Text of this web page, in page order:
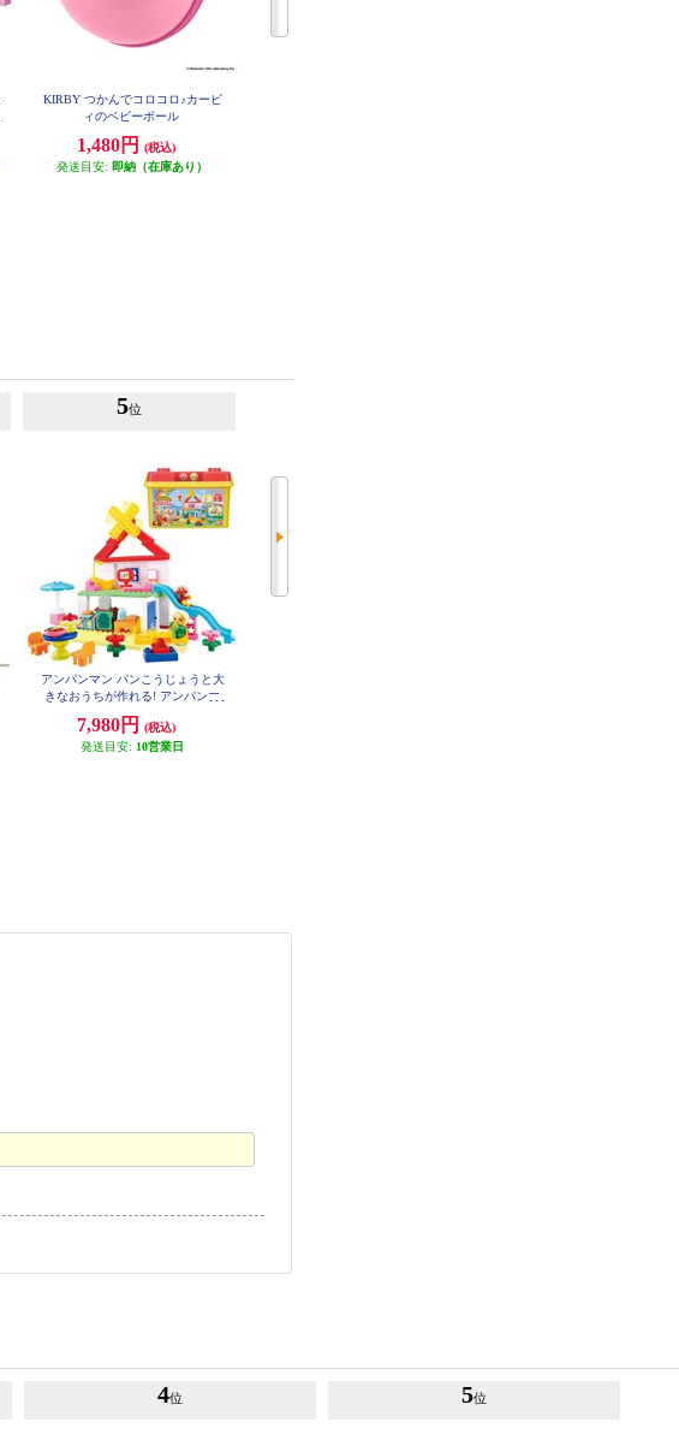
KIRBY つかんでコロコロ♪カービ
ィのベビーボール
1,480円
(税込)
発送目安: 即納（在庫あり）
5位
アンパンマン パンこうじょうと大
きなおうちが作れる! アンパンマ
7,980円
(税込)
発送目安: 10営業日
4位 5位